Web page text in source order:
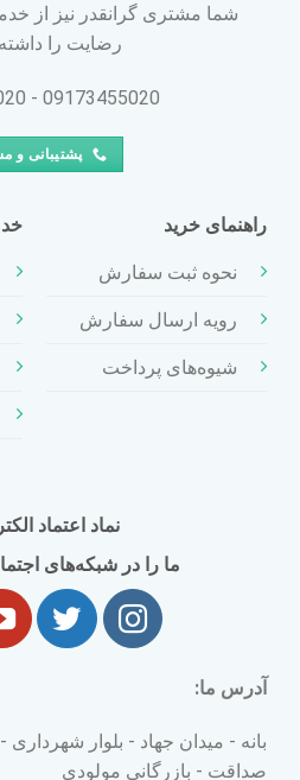
شما مشتری گرانقدر نیز از
رضایت را داشته
09173455020 - 09183755020
پشتیبانی و
راهنمای خرید
نحوه ثبت سفارش
رویه ارسال سفارش
شیوه‌های پرداخت
نماد اعتماد
ما را در شبکه‌های
آدرس ما:
بانه - میدان جهاد - بلوار
صداقت - بازرگانی مولودی